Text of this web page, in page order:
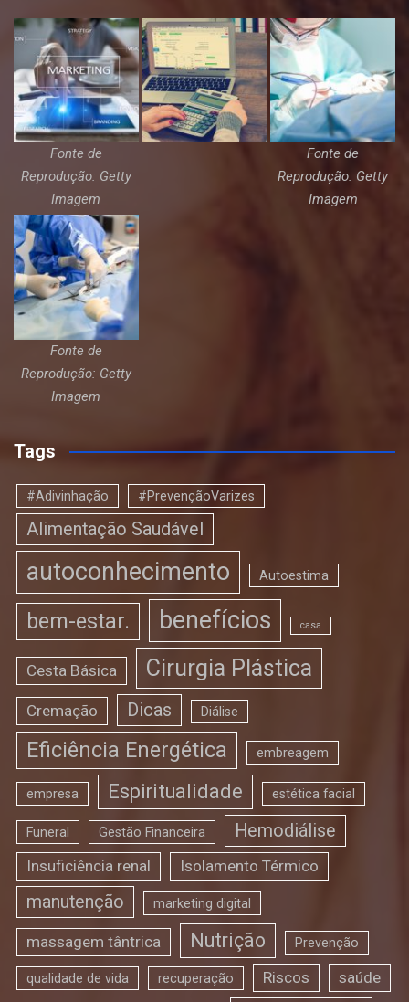
Fonte de
Reprodução: Getty
Imagem
Fonte de
Reprodução: Getty
Imagem
Fonte de
Reprodução: Getty
Imagem
Tags
#Adivinhação #PrevençãoVarizes
Alimentação Saudável
autoconhecimento Autoestima
bem-estar. benefícios casa
Cesta Básica Cirurgia Plástica
Cremação Dicas Diálise
Eficiência Energética embreagem
empresa Espiritualidade estética facial
Funeral Gestão Financeira Hemodiálise
Insuficiência renal Isolamento Térmico
manutenção marketing digital
massagem tântrica Nutrição Prevenção
qualidade de vida recuperação Riscos saúde